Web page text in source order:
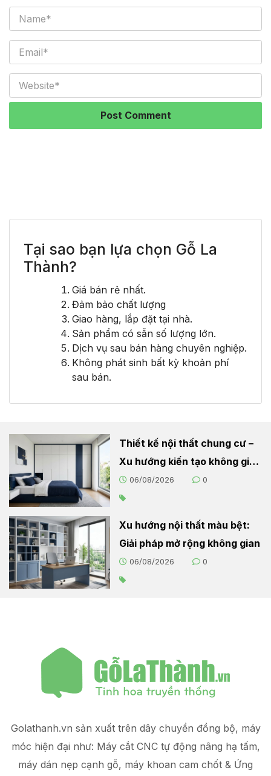
Tại sao bạn lựa chọn Gỗ La
Thành?
Giá bán rẻ nhất.
Đảm bảo chất lượng
Giao hàng, lắp đặt tại nhà.
Sản phẩm có sẵn số lượng lớn.
Dịch vụ sau bán hàng chuyên nghiệp.
Không phát sinh bất kỳ khoản phí
sau bán.
Thiết kế nội thất chung cư –
Xu hướng kiến tạo không gian
sống hiện đại
06/08/2026 0
Xu hướng nội thất màu bệt:
Giải pháp mở rộng không gian
06/08/2026 0
Golathanh.vn sản xuất trên dây chuyền đồng bộ, máy
móc hiện đại như: Máy cắt CNC tự động nâng hạ tấm,
máy dán nẹp cạnh gỗ, máy khoan cam chốt & Ứng